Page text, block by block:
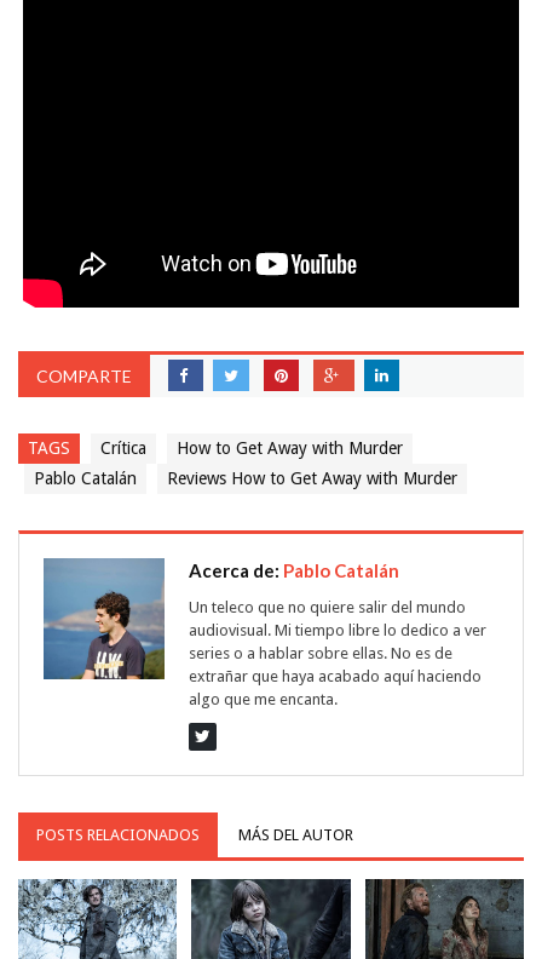
COMPARTE
TAGS Crítica
How to Get Away with Murder
Pablo Catalán
Reviews How to Get Away with Murder
Acerca de: Pablo Catalán
Un teleco que no quiere salir del mundo
audiovisual. Mi tiempo libre lo dedico a ver
series o a hablar sobre ellas. No es de
extrañar que haya acabado aquí haciendo
algo que me encanta.
POSTS RELACIONADOS MÁS DEL AUTOR